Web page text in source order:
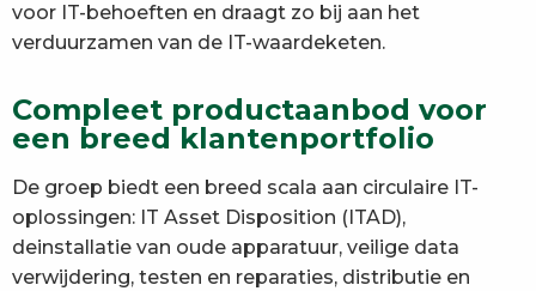
voor IT-behoeften en draagt zo bij aan het
verduurzamen van de IT-waardeketen.
Compleet productaanbod voor
een breed klantenportfolio
De groep biedt een breed scala aan circulaire IT-
oplossingen: IT Asset Disposition (ITAD),
deinstallatie van oude apparatuur, veilige data
verwijdering, testen en reparaties, distributie en